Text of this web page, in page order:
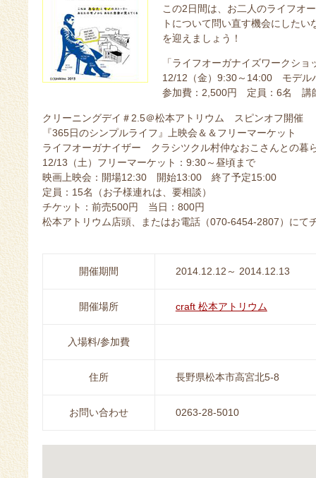
この2日間は、お二人のライフオ
トについて問い直す機会にした
を迎えましょう！
「ライフオーガナイズワークショ
12/12（金）9:30～14:00 モデル
参加費：2,500円 定員：6名 講
クリーニングデイ＃2.5＠松本アトリウム スピンオフ開催
『365日のシンプルライフ』上映会＆＆フリーマーケット
ライフオーガナイザー クラシツクル村仲なおこさんとの暮
12/13（土）フリーマーケット：9:30～昼頃まで
映画上映会：開場12:30 開始13:00 終了予定15:00
定員：15名（お子様連れは、要相談）
チケット：前売500円 当日：800円
松本アトリウム店頭、またはお電話（070-6454-2807）にて
開催期間 2014.12.12～ 2014.12.13
開催場所 craft 松本アトリウム
入場料/参加費
住所 長野県松本市高宮北5-8
お問い合わせ 0263-28-5010